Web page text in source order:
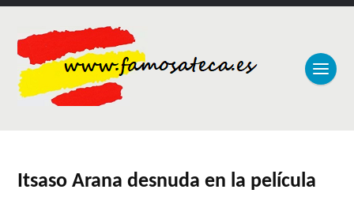
Itsaso Arana desnuda en la película